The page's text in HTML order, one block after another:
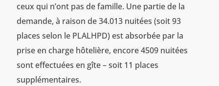
ceux qui n’ont pas de famille. Une partie de la
demande, à raison de 34.013 nuitées (soit 93
places selon le PLALHPD) est absorbée par la
prise en charge hôtelière, encore 4509 nuitées
sont effectuées en gîte – soit 11 places
supplémentaires.